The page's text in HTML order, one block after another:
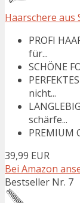
Haarschere aus
PROFI
für...
SCHÖNE
nicht...
schärfe...
PREMIUM
39,99 EUR
Bei Amazon
Bestseller Nr. 7